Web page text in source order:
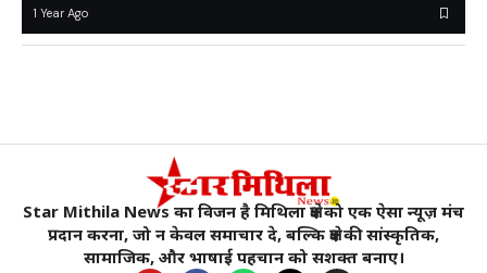
1 Year Ago
Star Mithila News का विजन है मिथिला क्षेत्र को एक ऐसा न्यूज़ मंच
प्रदान करना, जो न केवल समाचार दे, बल्कि क्षेत्र की सांस्कृतिक,
सामाजिक, और भाषाई पहचान को सशक्त बनाए।